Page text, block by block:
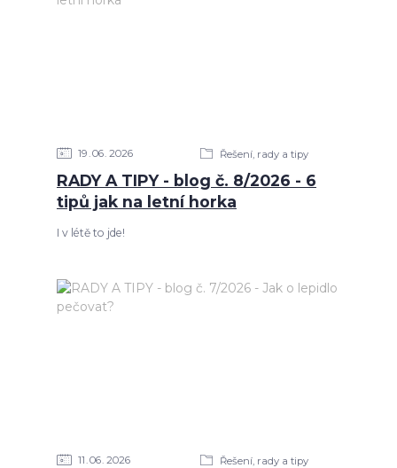
19 06 2026 Řešení, rady a tipy
RADY A TIPY - blog č. 8/2026 - 6
tipů jak na letní horka
I v létě to jde!
11 06 2026 Řešení, rady a tipy